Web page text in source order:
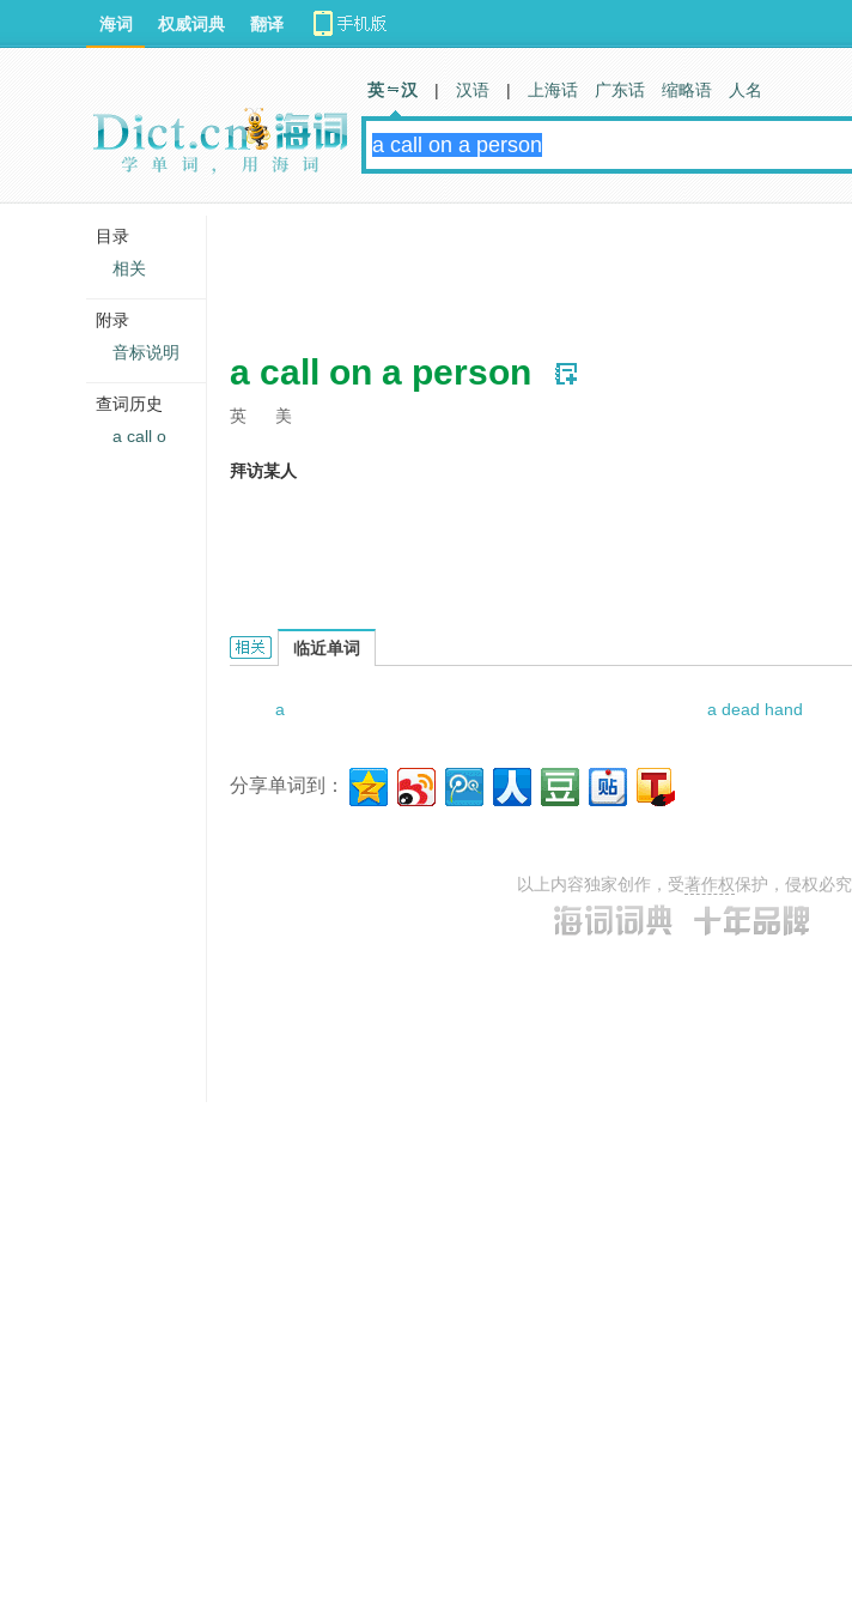
a call on a person
英 美
拜访某人
a call on a person的相关资料：
临近单词
a a dead hand
分享单词到：
以上内容独家创作，受著作权保护，侵权必究
海词 权威词典 翻译
英 汉 | 汉语 | 上海话 广东话 缩略语 人名
目录
相关
附录
音标说明
查词历史
a call o